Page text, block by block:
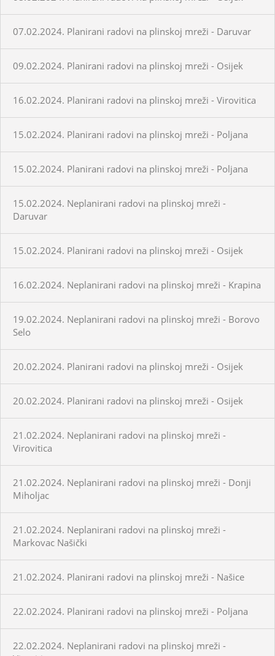
07.02.2024. Planirani radovi na plinskoj mreži - Daruvar
09.02.2024. Planirani radovi na plinskoj mreži - Osijek
16.02.2024. Planirani radovi na plinskoj mreži - Virovitica
15.02.2024. Planirani radovi na plinskoj mreži - Poljana
15.02.2024. Planirani radovi na plinskoj mreži - Poljana
15.02.2024. Neplanirani radovi na plinskoj mreži -
Daruvar
15.02.2024. Planirani radovi na plinskoj mreži - Osijek
16.02.2024. Neplanirani radovi na plinskoj mreži - Krapina
19.02.2024. Neplanirani radovi na plinskoj mreži - Borovo
Selo
20.02.2024. Planirani radovi na plinskoj mreži - Osijek
20.02.2024. Planirani radovi na plinskoj mreži - Osijek
21.02.2024. Neplanirani radovi na plinskoj mreži -
Virovitica
21.02.2024. Neplanirani radovi na plinskoj mreži - Donji
Miholjac
21.02.2024. Neplanirani radovi na plinskoj mreži -
Markovac Našički
21.02.2024. Planirani radovi na plinskoj mreži - Našice
22.02.2024. Planirani radovi na plinskoj mreži - Poljana
22.02.2024. Neplanirani radovi na plinskoj mreži -